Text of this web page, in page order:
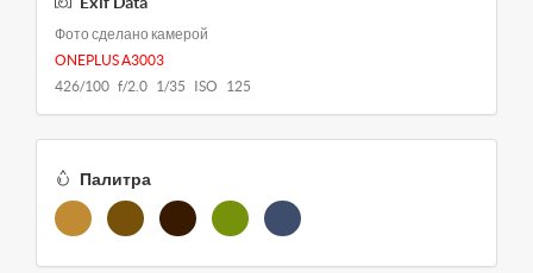
Фото сделано камерой
ONEPLUS A3003
426/100 f/2.0 1/35 ISO 125
Палитра